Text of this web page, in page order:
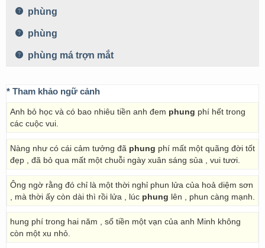
phùng
phùng
phùng má trợn mắt
* Tham khảo ngữ cảnh
Anh bỏ học và có bao nhiêu tiền anh đem phung phí hết trong
các cuộc vui.
Nàng như có cái cảm tưởng đã phung phí mất một quãng đời tốt
đẹp , đã bỏ qua mất một chuỗi ngày xuân sáng sủa , vui tươi.
Ông ngờ rằng đó chỉ là một thời nghỉ phun lửa của hoả diệm sơn
, mà thời ấy còn dài thì rồi lửa , lúc phung lên , phun càng mạnh.
hung phí trong hai năm , số tiền một vạn của anh Minh không
còn một xu nhỏ.